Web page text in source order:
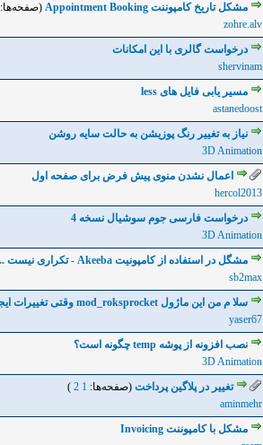
مشکل تاریخ کامپوننت Appointment Booking
(صفحه‌ها:
zohre.alv
0 رأی - میانگین امتیازات: 0 از 5
درخواست گالری با این امکانات
shervinam
مسیر یابی فایل های less
astanedoost
نیاز به تغییر رنگ پوزیشن به حالت سایه روشن
3D Animation
0 رأی - میانگین امتیازات: 0 از 5 1
اعمال نشدن منوی پیش فرض برای صفحه اول
hercol2013
0 رأی - میانگین امتیازات: 0 از 5 1 2 3 4 5
درخواست فارسی جوم سوشیال نسخه 4
3D Animation
5
مشگل در استفاده از کامپونیت Akeeba - تکراری نیست ... لطفا کمک کنید ... لطفا
sb2max
0 رأی - میانگین امتیازات: 0 از 5
سلا م من این ماژول mod_roksprocket وقتی تغییرات ایجاد می کنم به این مشکل بر می خورم
yaser67
3
نصب افزونه از پوشه temp چگونه است؟
3D Animation
5
تغییر در پلاگین پرداخت (صفحه‌ها: 1
2
)
aminmehr
مشکل با کامپوننت Invoicing